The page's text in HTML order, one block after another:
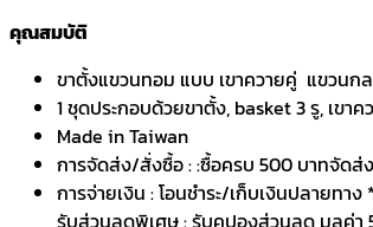
คุณสมบัติ
ขาตั้งแขวนทอม แบบ เขาควายคู่ แขวนก
1 ชุดประกอบด้วยขาตั้ง, basket 3 รู, เขาค
Made in Taiwan
การจัดส่ง/สั่งซื้อ : :ซื้อครบ 500 บาทจัด
การจ่ายเงิน : โอนชำระ/เก็บเงินปลายทา
รับส่วนลดพิเศษ : รับคูปองส่วนลด มูลค่า